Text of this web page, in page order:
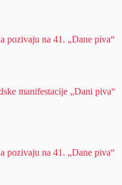
pozivaju na 41. „Dane piva“
manifestacije „Dani piva“
pozivaju na 41. „Dane piva“